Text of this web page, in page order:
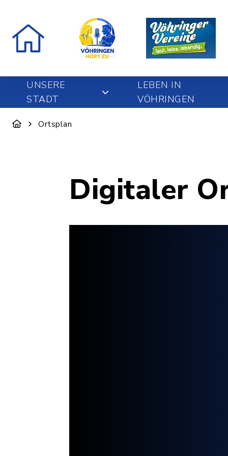
UNSERE
STADT
LEBEN IN
VÖHRINGEN
Ortsplan
Digitaler